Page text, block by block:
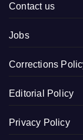
Contact us
Jobs
Corrections
Editorial Policy
Privacy Policy